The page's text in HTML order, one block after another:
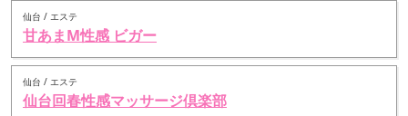
仙台 / エステ
甘あまM性感 ビガー
仙台 / エステ
仙台回春性感マッサージ倶楽部